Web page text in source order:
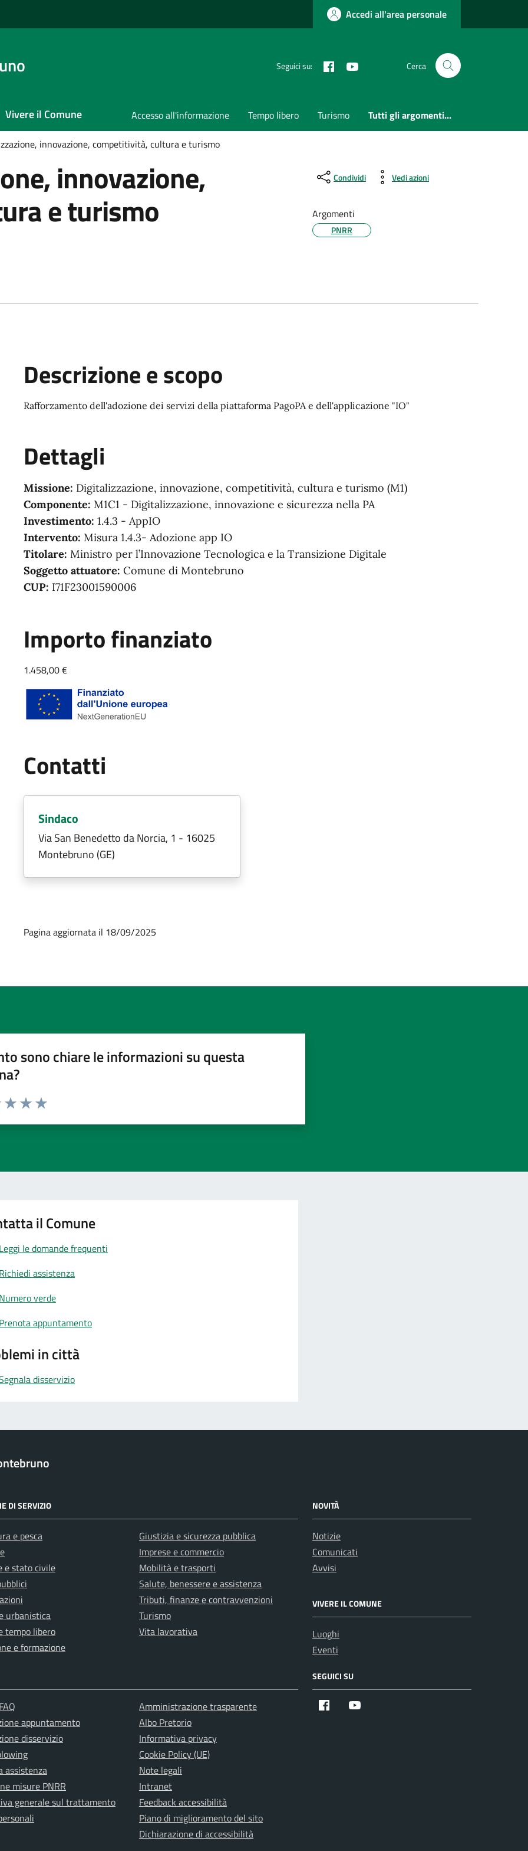
Accedi all'area personale
Seguici su: Facebook Cerca
Vivere il Comune Accesso all'informazione Tempo libero Turismo Tutti gli argomenti...
innovazione, competitività, cultura e turismo
innovazione,
e turismo
Condividi Vedi azioni
Argomenti
PNRR
Descrizione e scopo
Rafforzamento dell'adozione dei servizi della piattaforma PagoPA e dell'applicazione "IO"
Dettagli
Missione: Digitalizzazione, innovazione, competitività, cultura e turismo (M1)
Componente: M1C1 - Digitalizzazione, innovazione e sicurezza nella PA
Investimento: 1.4.3 - AppIO
Intervento: Misura 1.4.3- Adozione app IO
Titolare: Ministro per l’Innovazione Tecnologica e la Transizione Digitale
Soggetto attuatore: Comune di Montebruno
CUP: I71F23001590006
Importo finanziato
1.458,00 €
Contatti
Sindaco
Via San Benedetto da Norcia, 1 - 16025
Montebruno (GE)
Pagina aggiornata il 18/09/2025
sono chiare le informazioni su questa
il Comune
le domande frequenti
assistenza
verde
appuntamento
in città
disservizio
DI SERVIZIO
e pesca
e stato civile
urbanistica
tempo libero
e formazione
Giustizia e sicurezza pubblica
Imprese e commercio
Mobilità e trasporti
Salute, benessere e assistenza
Tributi, finanze e contravvenzioni
Turismo
Vita lavorativa
NOVITÀ
Notizie
Comunicati
Avvisi
VIVERE IL COMUNE
Luoghi
Eventi
appuntamento
disservizio
assistenza
misure PNRR
generale sul trattamento
Amministrazione trasparente
Albo Pretorio
Informativa privacy
Cookie Policy (UE)
Note legali
Intranet
Feedback accessibilità
Piano di miglioramento del sito
Dichiarazione di accessibilità
SEGUICI SU
Facebook